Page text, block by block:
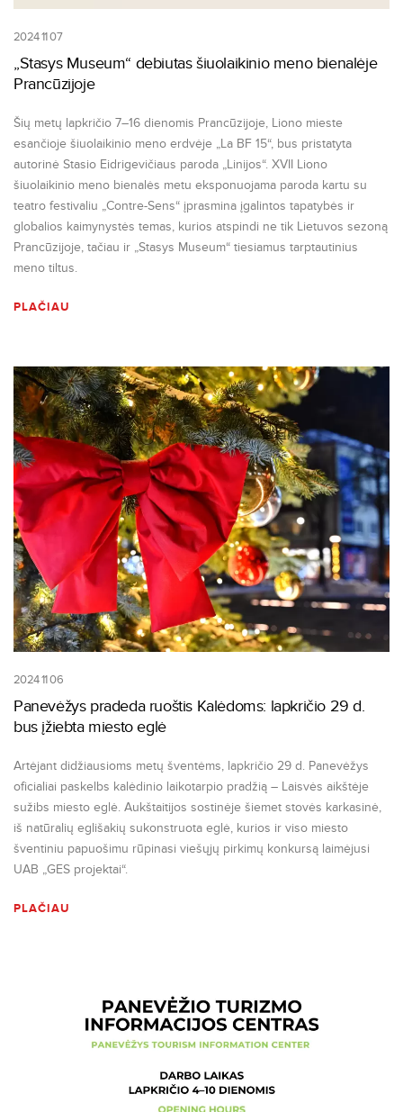
2024 11 07
„Stasys Museum“ debiutas šiuolaikinio meno bienalėje
Prancūzijoje
Šių metų lapkričio 7–16 dienomis Prancūzijoje, Liono mieste
esančioje šiuolaikinio meno erdvėje „La BF 15“, bus pristatyta
autorinė Stasio Eidrigevičiaus paroda „Linijos“. XVII Liono
šiuolaikinio meno bienalės metu eksponuojama paroda kartu su
teatro festivaliu „Contre-Sens“ įprasmina įgalintos tapatybės ir
globalios kaimynystės temas, kurios atspindi ne tik Lietuvos sezoną
Prancūzijoje, tačiau ir „Stasys Museum“ tiesiamus tarptautinius
meno tiltus.
PLAČIAU
2024 11 06
Panevėžys pradeda ruoštis Kalėdoms: lapkričio 29 d.
bus įžiebta miesto eglė
Artėjant didžiausioms metų šventėms, lapkričio 29 d. Panevėžys
oficialiai paskelbs kalėdinio laikotarpio pradžią – Laisvės aikštėje
sužibs miesto eglė. Aukštaitijos sostinėje šiemet stovės karkasinė,
iš natūralių eglišakių sukonstruota eglė, kurios ir viso miesto
šventiniu papuošimu rūpinasi viešųjų pirkimų konkursą laimėjusi
UAB „GES projektai“.
PLAČIAU